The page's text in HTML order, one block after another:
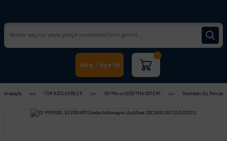
Giriş / Üye Ol
Anasayfa TÜM KATEGORİLER ISITMA ve SOĞUTMA SİSTEMİ Devirdaim,Su Pompası